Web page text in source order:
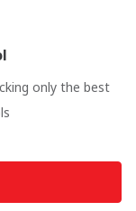
only the best